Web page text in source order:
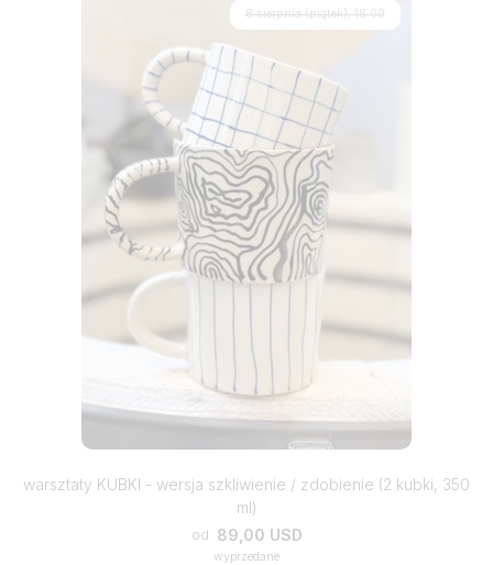
8 sierpnia (piątek), 18:00
warsztaty KUBKI - wersja szkliwienie / zdobienie (2 kubki, 350
ml)
od 89,00 USD
wyprzedane